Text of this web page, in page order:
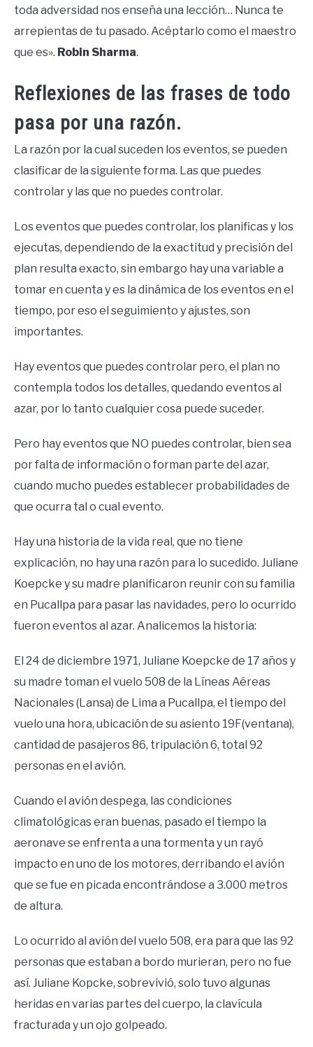
toda adversidad nos enseña una lección… Nunca te
arrepientas de tu pasado. Acéptarlo como el maestro
que es». Robin Sharma.
Reflexiones de las frases de todo
pasa por una razón.
La razón por la cual suceden los eventos, se pueden
clasificar de la siguiente forma. Las que puedes
controlar y las que no puedes controlar.
Los eventos que puedes controlar, los planificas y los
ejecutas, dependiendo de la exactitud y precisión del
plan resulta exacto, sin embargo hay una variable a
tomar en cuenta y es la dinámica de los eventos en el
tiempo, por eso el seguimiento y ajustes, son
importantes.
Hay eventos que puedes controlar pero, el plan no
contempla todos los detalles, quedando eventos al
azar, por lo tanto cualquier cosa puede suceder.
Pero hay eventos que NO puedes controlar, bien sea
por falta de información o forman parte del azar,
cuando mucho puedes establecer probabilidades de
que ocurra tal o cual evento.
Hay una historia de la vida real, que no tiene
explicación, no hay una razón para lo sucedido. Juliane
Koepcke y su madre planificaron reunir con su familia
en Pucallpa para pasar las navidades, pero lo ocurrido
fueron eventos al azar. Analicemos la historia:
El 24 de diciembre 1971, Juliane Koepcke de 17 años y
su madre toman el vuelo 508 de la Líneas Aéreas
Nacionales (Lansa) de Lima a Pucallpa, el tiempo del
vuelo una hora, ubicación de su asiento 19F(ventana),
cantidad de pasajeros 86, tripulación 6, total 92
personas en el avión.
Cuando el avión despega, las condiciones
climatológicas eran buenas, pasado el tiempo la
aeronave se enfrenta a una tormenta y un rayó
impacto en uno de los motores, derribando el avión
que se fue en picada encontrándose a 3.000 metros
de altura.
Lo ocurrido al avión del vuelo 508, era para que las 92
personas que estaban a bordo murieran, pero no fue
así. Juliane Kopcke, sobrevivió, solo tuvo algunas
heridas en varias partes del cuerpo, la clavícula
fracturada y un ojo golpeado.